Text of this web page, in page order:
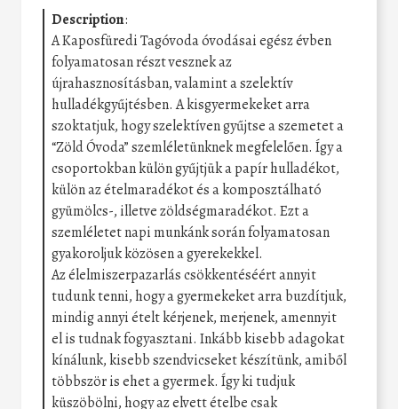
Description:
A Kaposfüredi Tagóvoda óvodásai egész évben
folyamatosan részt vesznek az
újrahasznosításban, valamint a szelektív
hulladékgyűjtésben. A kisgyermekeket arra
szoktatjuk, hogy szelektíven gyűjtse a szemetet a
“Zöld Óvoda” szemléletünknek megfelelően. Így a
csoportokban külön gyűjtjük a papír hulladékot,
külön az ételmaradékot és a komposztálható
gyümölcs-, illetve zöldségmaradékot. Ezt a
szemléletet napi munkánk során folyamatosan
gyakoroljuk közösen a gyerekekkel.
Az élelmiszerpazarlás csökkentéséért annyit
tudunk tenni, hogy a gyermekeket arra buzdítjuk,
mindig annyi ételt kérjenek, merjenek, amennyit
el is tudnak fogyasztani. Inkább kisebb adagokat
kínálunk, kisebb szendvicseket készítünk, amiből
többször is ehet a gyermek. Így ki tudjuk
küszöbölni, hogy az elvett ételbe csak